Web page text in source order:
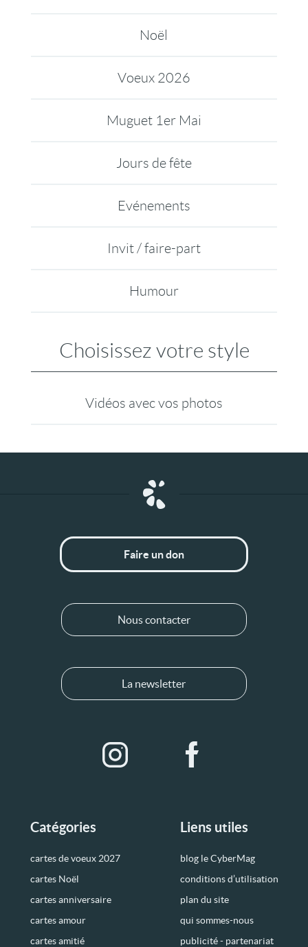
Noël
Voeux 2026
Muguet 1er Mai
Jours de fête
Evénements
Invit / faire-part
Humour
Choisissez votre style
Vidéos avec vos photos
Catégories
cartes de voeux 2027
cartes Noël
cartes anniversaire
cartes amour
cartes amitié
Liens utiles
blog le CyberMag
conditions d’utilisation
plan du site
qui sommes-nous
publicité - partenariat
Faire un don
Nous contacter
La newsletter